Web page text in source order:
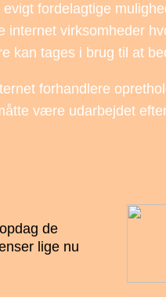
fordelagtige
virksomheder
kan tages i brug til at
forhandlere
være udarbejdet
de
lige nu